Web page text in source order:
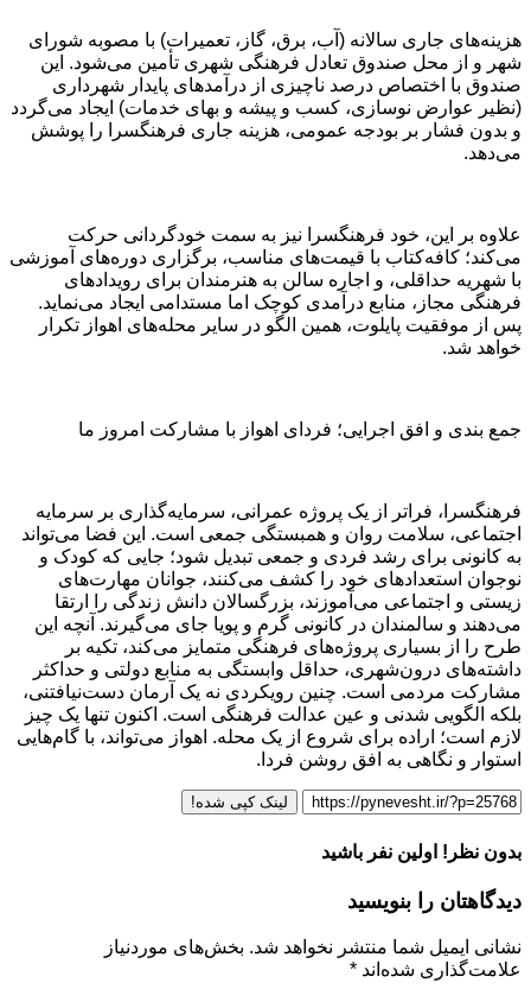
هزینه‌های جاری سالانه (آب، برق، گاز، تعمیرات) با مصوبه شورای
شهر و از محل صندوق تعادل فرهنگی شهری تأمین می‌شود. این
صندوق با اختصاص درصد ناچیزی از درآمدهای پایدار شهرداری
(نظیر عوارض نوسازی، کسب و پیشه و بهای خدمات) ایجاد می‌گردد
و بدون فشار بر بودجه عمومی، هزینه جاری فرهنگسرا را پوشش
می‌دهد.
علاوه بر این، خود فرهنگسرا نیز به سمت خودگردانی حرکت
می‌کند؛ کافه‌کتاب با قیمت‌های مناسب، برگزاری دوره‌های آموزشی
با شهریه حداقلی، و اجاره سالن به هنرمندان برای رویدادهای
فرهنگی مجاز، منابع درآمدی کوچک اما مستدامی ایجاد می‌نماید.
پس از موفقیت پایلوت، همین الگو در سایر محله‌های اهواز تکرار
خواهد شد.
جمع بندی و افق اجرایی؛ فردای اهواز با مشارکت امروز ما
فرهنگسرا، فراتر از یک پروژه عمرانی، سرمایه‌گذاری بر سرمایه
اجتماعی، سلامت روان و همبستگی جمعی است. این فضا می‌تواند
به کانونی برای رشد فردی و جمعی تبدیل شود؛ جایی که کودک و
نوجوان استعدادهای خود را کشف می‌کنند، جوانان مهارت‌های
زیستی و اجتماعی می‌آموزند، بزرگسالان دانش زندگی را ارتقا
می‌دهند و سالمندان در کانونی گرم و پویا جای می‌گیرند. آنچه این
طرح را از بسیاری پروژه‌های فرهنگی متمایز می‌کند، تکیه بر
داشته‌های درون‌شهری، حداقل وابستگی به منابع دولتی و حداکثر
مشارکت مردمی است. چنین رویکردی نه یک آرمان دست‌نیافتنی،
بلکه الگویی شدنی و عین عدالت فرهنگی است. اکنون تنها یک چیز
لازم است؛ اراده برای شروع از یک محله. اهواز می‌تواند، با گام‌هایی
استوار و نگاهی به افق روشن فردا.
لینک کپی شده!
بدون نظر! اولین نفر باشید
دیدگاهتان را بنویسید
نشانی ایمیل شما منتشر نخواهد شد. بخش‌های موردنیاز
علامت‌گذاری شده‌اند *